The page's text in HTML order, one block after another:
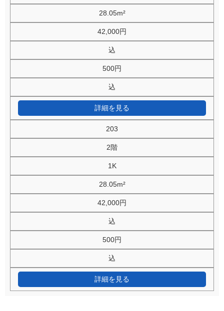
28.05m²
42,000円
込
500円
込
詳細を見る
203
2階
1K
28.05m²
42,000円
込
500円
込
詳細を見る